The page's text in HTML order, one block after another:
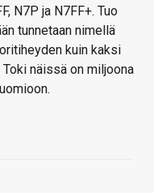
N7P ja N7FF+. Tuo
tunnetaan nimellä
kuin kaksi
näissä on miljoona